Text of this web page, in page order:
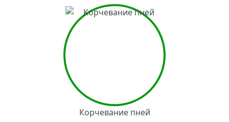
Корчевание пней